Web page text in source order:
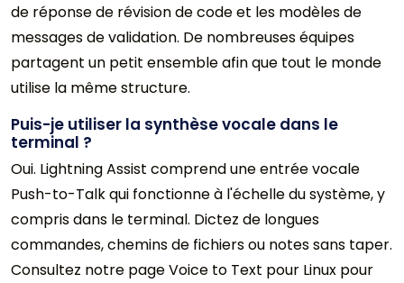
de réponse de révision de code et les modèles de
messages de validation. De nombreuses équipes
partagent un petit ensemble afin que tout le monde
utilise la même structure.
Puis-je utiliser la synthèse vocale dans le
terminal ?
Oui. Lightning Assist comprend une entrée vocale
Push-to-Talk qui fonctionne à l'échelle du système, y
compris dans le terminal. Dictez de longues
commandes, chemins de fichiers ou notes sans taper.
Consultez notre page Voice to Text pour Linux pour